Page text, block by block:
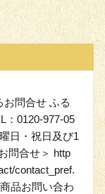
お問合せ ふる
：0120-977-05
日・祝日及び1
問合せ＞ http
contact_pref.
品お問い合わ